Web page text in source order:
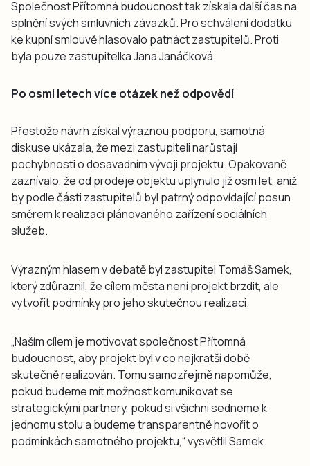
Společnost Přítomná budoucnost tak získala další čas na
splnění svých smluvních závazků. Pro schválení dodatku
ke kupní smlouvě hlasovalo patnáct zastupitelů. Proti
byla pouze zastupitelka Jana Janáčková.
Po osmi letech více otázek než odpovědí
Přestože návrh získal výraznou podporu, samotná
diskuse ukázala, že mezi zastupiteli narůstají
pochybnosti o dosavadním vývoji projektu. Opakovaně
zaznívalo, že od prodeje objektu uplynulo již osm let, aniž
by podle části zastupitelů byl patrný odpovídající posun
směrem k realizaci plánovaného zařízení sociálních
služeb.
Výrazným hlasem v debatě byl zastupitel Tomáš Samek,
který zdůraznil, že cílem města není projekt brzdit, ale
vytvořit podmínky pro jeho skutečnou realizaci.
„Naším cílem je motivovat společnost Přítomná
budoucnost, aby projekt byl v co nejkratší době
skutečně realizován. Tomu samozřejmě napomůže,
pokud budeme mít možnost komunikovat se
strategickými partnery, pokud si všichni sedneme k
jednomu stolu a budeme transparentně hovořit o
podmínkách samotného projektu,“ vysvětlil Samek.